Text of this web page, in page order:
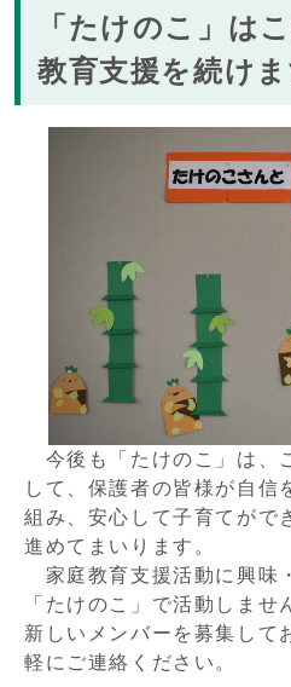
「たけのこ」は
教育支援を続け
今後も「たけのこ」は、
して、保護者の皆様が自信
組み、安心して子育てがで
進めてまいります。
家庭教育支援活動に興味
「たけのこ」で活動しませ
新しいメンバーを募集して
軽にご連絡ください。